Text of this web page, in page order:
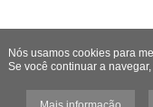
Nós usamos cookies para
Se você continuar a